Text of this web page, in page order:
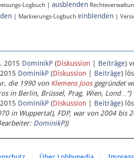
Logbuch | ausblenden
| Markierungs-Logbuch einblenden |
2015 DominikP (Diskussion | Beiträge)
DominikP (Diskussion | Beiträge)
die 1990 von Klemens Joosgegründet
in Berlin, Brüssel, Prag, Wien, Lond…“)
DominikP (Diskussion | Beiträge)
in Wuppertal), FDP, war von 2004 bis
DominikP))